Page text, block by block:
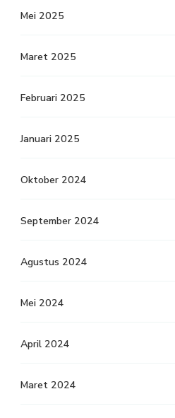
Mei 2025
Maret 2025
Februari 2025
Januari 2025
Oktober 2024
September 2024
Agustus 2024
Mei 2024
April 2024
Maret 2024